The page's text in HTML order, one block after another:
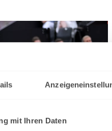
mit Ihren Daten